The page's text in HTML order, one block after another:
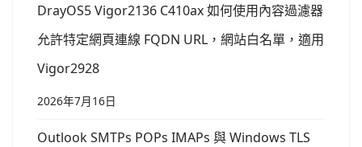
DrayOS5 Vigor2136 C410ax 如何使用內容過濾器
允許特定網頁連線 FQDN URL，網站白名單，適用
Vigor2928
2026年7月16日
Outlook SMTPs POPs IMAPs 與 Windows TLS